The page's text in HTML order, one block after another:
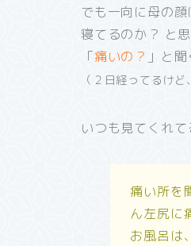
でも一向に母の顔
寝てるのか？ と
「痛いの？ 」と
（２日経ってるけ
いつも見てくれ
痛い所を
ん左尻に
お風呂は